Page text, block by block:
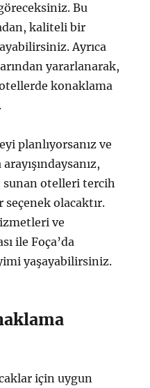
Bu
kaliteli bir
Ayrıca
yararlanarak,
konaklama
planlıyorsanız ve
otelleri tercih
olacaktır.
ve
ile Foça’da
yaşayabilirsiniz.
için uygun